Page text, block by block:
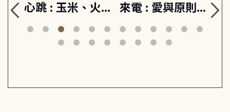
心跳 : 玉米、火
山與信仰, 外交官
筆下的現代馬雅
來電 : 愛與原則,
建立教養的安定
節奏 22個行動練
關